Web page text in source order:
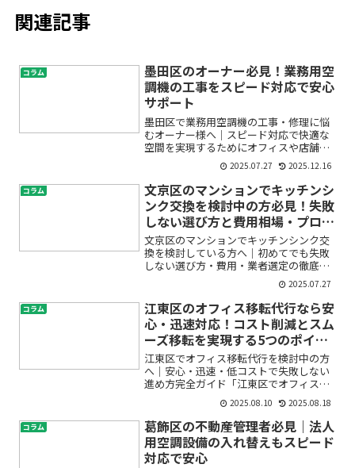
関連記事
コラム
墨田区のオーナー必見！業務用空
調機の工事をスピード対応で安心
サポート
墨田区で業務用空調機の工事・修理に悩
むオーナー様へ｜スピード対応で快適な
空間を実現するためにオフィスや店舗、
ビル、施設を管理されているオーナーの
皆さま。「業務用エアコンが突然止まっ
た」「空調機の効きが悪い」「修理や入
れ替え、メンテナンス業者...
2025.07.27 2025.12.16
コラム
文京区のマンションでキッチンシ
ンク交換を検討中の方必見！失敗
しない選び方と費用相場・プロに
頼むメリット
文京区のマンションでキッチンシンク交
換を検討している方へ｜初めてでも失敗
しない選び方・費用・業者選定の徹底ガ
イド「マンションのキッチンシンクが古
くなってきた」「文京区でシンク交換を
したいけど、どこに相談すればいい
の？」「費用や工事の流れが分...
2025.07.27
コラム
江東区のオフィス移転代行なら安
心・迅速対応！コスト削減とスム
ーズ移転を実現する5つのポイン
ト
江東区でオフィス移転代行を検討中の方
へ｜安心・迅速・低コストで失敗しない
進め方完全ガイド「江東区でオフィス移
転をしたいけれど、何から始めればいい
の？」「費用や業者選び、大切な書類や
IT配線工事も心配…」――そんな不安や疑問
を抱えていませんか...
2025.08.10 2025.08.18
コラム
葛飾区の不動産管理者必見｜法人
用空調設備の入れ替えもスピード
対応で安心